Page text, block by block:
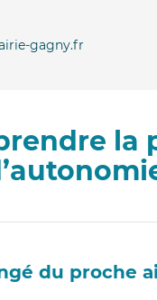
gagny.fr
la
du proche